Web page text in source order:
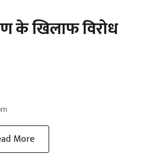
के खिलाफ विरोध
More